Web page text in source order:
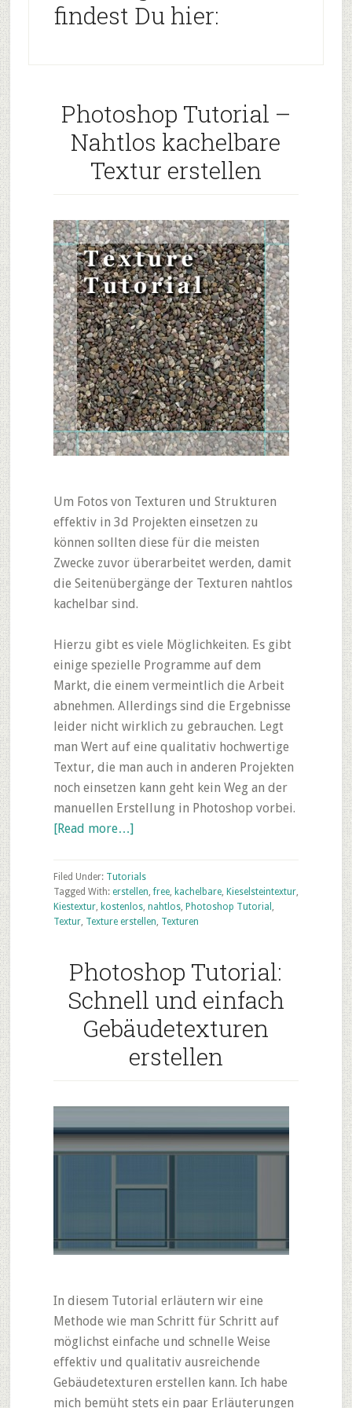
findest Du hier:
Photoshop Tutorial –
Nahtlos kachelbare
Textur erstellen
Um Fotos von Texturen und Strukturen
effektiv in 3d Projekten einsetzen zu
können sollten diese für die meisten
Zwecke zuvor überarbeitet werden, damit
die Seitenübergänge der Texturen nahtlos
kachelbar sind.
Hierzu gibt es viele Möglichkeiten. Es gibt
einige spezielle Programme auf dem
Markt, die einem vermeintlich die Arbeit
abnehmen. Allerdings sind die Ergebnisse
leider nicht wirklich zu gebrauchen. Legt
man Wert auf eine qualitativ hochwertige
Textur, die man auch in anderen Projekten
noch einsetzen kann geht kein Weg an der
manuellen Erstellung in Photoshop vorbei.
[Read more…]about
Tutorial
–
Nahtlos
kachelbare
erstellen
Filed Under: Tutorials
Tagged With: erstellen,free, kachelbare, Kieselsteintextur,
Kiestextur, kostenlos, nahtlos, Photoshop Tutorial ,
Textur, Texture erstellen, Texturen
Photoshop Tutorial:
Schnell und einfach
Gebäudetexturen
erstellen
In diesem Tutorial erläutern wir eine
Methode wie man Schritt für Schritt auf
möglichst einfache und schnelle Weise
effektiv und qualitativ ausreichende
Gebäudetexturen erstellen kann. Ich habe
mich bemüht stets ein paar Erläuterungen